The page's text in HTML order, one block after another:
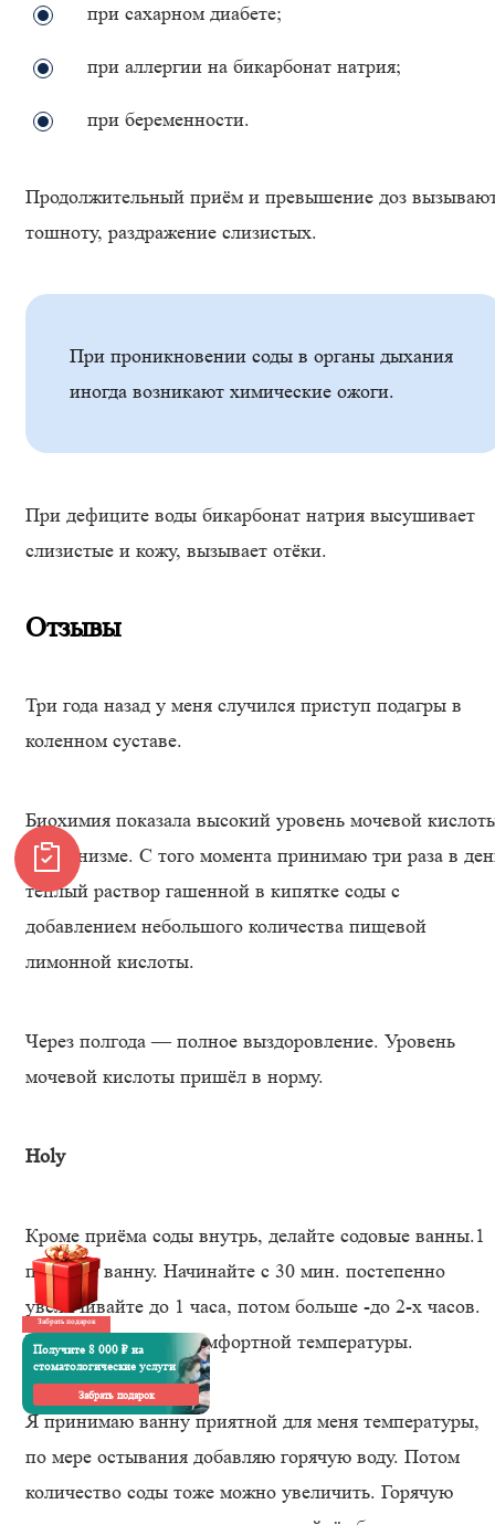
при сахарном диабете;
при аллергии на бикарбонат натрия;
при беременности.
Продолжительный приём и превышение доз
тошноту, раздражение слизистых.
При проникновении соды в органы дыхания
иногда возникают химические ожоги.
При дефиците воды бикарбонат натрия высушивает
слизистые и кожу, вызывает отёки.
Отзывы
Три года назад у меня случился приступ подагры в
коленном суставе.
Биохимия показала высокий уровень мочевой
в организме. С того момента принимаю три раза в
тёплый раствор гашенной в кипятке соды с
добавлением небольшого количества пищевой
лимонной кислоты.
Через полгода — полное выздоровление. Уровень
мочевой кислоты пришёл в норму.
Holy
Кроме приёма соды внутрь, делайте содовые ванны.1
пачка на ванну. Начинайте с 30 мин. постепенно
увеличивайте до 1 часа, потом больше -до 2-х часов.
Вода должна быть комфортной температуры.
Я принимаю ванну приятной для меня температуры,
по мере остывания добавляю горячую воду. Потом
количество соды тоже можно увеличить. Горячую
Забрать подарок
Получите 8 000 ₽ на
стоматологические услуги
Забрать подарок